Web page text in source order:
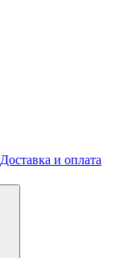
Доставка и оплата